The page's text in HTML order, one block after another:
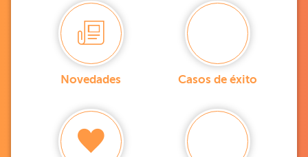
Novedades Casos de éxito